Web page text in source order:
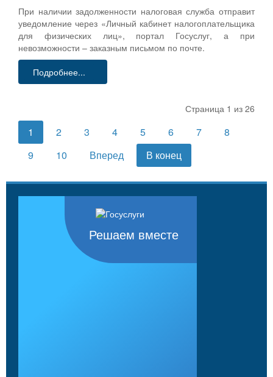
При наличии задолженности налоговая служба отправит
уведомление через «Личный кабинет налогоплательщика
для физических лиц», портал Госуслуг, а при
невозможности – заказным письмом по почте.
Подробнее...
Страница 1 из 26
1 2 3 4 5 6 7
8
9
10 Вперед В конец
Решаем вместе